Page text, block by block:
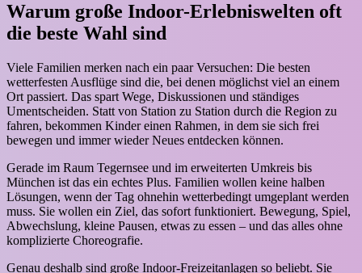
Warum große Indoor-Erlebniswelten oft
die beste Wahl sind
Viele Familien merken nach ein paar Versuchen: Die besten
wetterfesten Ausflüge sind die, bei denen möglichst viel an einem
Ort passiert. Das spart Wege, Diskussionen und ständiges
Umentscheiden. Statt von Station zu Station durch die Region zu
fahren, bekommen Kinder einen Rahmen, in dem sie sich frei
bewegen und immer wieder Neues entdecken können.
Gerade im Raum Tegernsee und im erweiterten Umkreis bis
München ist das ein echtes Plus. Familien wollen keine halben
Lösungen, wenn der Tag ohnehin wetterbedingt umgeplant werden
muss. Sie wollen ein Ziel, das sofort funktioniert. Bewegung, Spiel,
Abwechslung, kleine Pausen, etwas zu essen – und das alles ohne
komplizierte Choreografie.
Genau deshalb sind große Indoor-Freizeitanlagen so beliebt. Sie